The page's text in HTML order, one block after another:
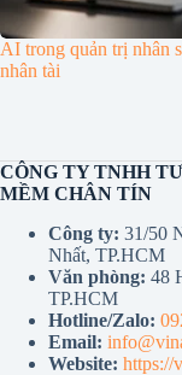
AI trong quản trị nhân
nhân tài
CÔNG TY TNHH
MỀM CHÂN TÍN
Công ty: 31/50
Nhất, TP.HCM
Văn phòng: 48
TP.HCM
Hotline/Zalo:
Email:
Website: https://